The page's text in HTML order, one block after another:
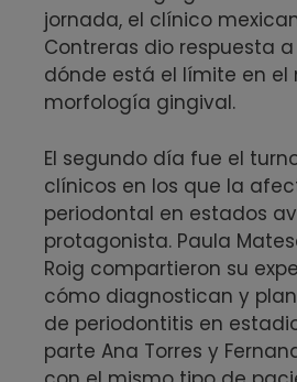
jornada, el clínico
Contreras dio respuesta
dónde está el límite en el
morfología gingival.
El segundo día fue el
clínicos en los que la
periodontal en estados
protagonista. Paula
Roig compartieron su
cómo diagnostican y
de periodontitis en
parte Ana Torres y